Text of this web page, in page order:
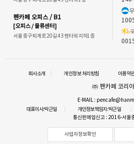
펜카페 오피스 / B1
[오피스 / 물류센터]
서울 중구 퇴계로 20길 43 펜타워 지하1층
회사소개 개인정보 처리방침 이용약
㈜ 펜카페 코리아
E-MAIL :
대표이사:박근일
개인정보책임자:박근일
통신판매업신고 : 2016-서울
사업자정보확인